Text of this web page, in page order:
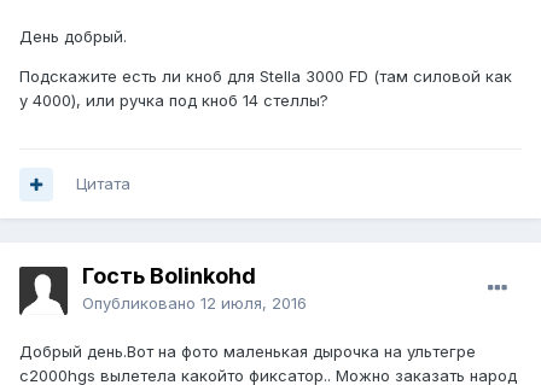
День добрый.
Подскажите есть ли кноб для Stella 3000 FD (там силовой как
у 4000), или ручка под кноб 14 стеллы?
Цитата
Гость Bolinkohd
Опубликовано 12 июля, 2016
Добрый день.Вот на фото маленькая дырочка на ультегре
c2000hgs вылетела какойто фиксатор.. Можно заказать народ